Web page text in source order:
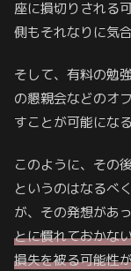
座に損切りされる
側もそれなりに気
そして、有料の勉
の懇親会などのオ
すことが可能にな
このように、その
というのはなるべ
が、その発想があ
とに慣れておかな
損失を被る可能性